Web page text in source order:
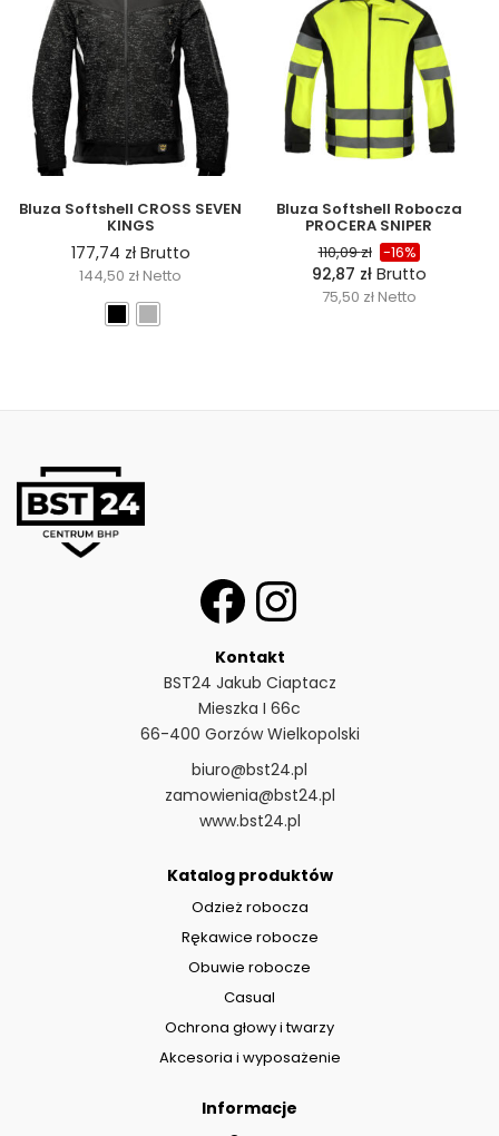
Bluza Softshell CROSS SEVEN
KINGS
177,74 złBrutto
144,50 zł Netto
Bluza Softshell Robocza
PROCERA SNIPER
110,09zł -16%
92,87 złBrutto
75,50 złNetto
Kontakt
BST24 Jakub Ciaptacz
Mieszka I 66c
66-400 Gorzów Wielkopolski
biuro@bst24.pl
zamowienia@bst24.pl
www.bst24.pl
Katalog produktów
Odzież robocza
Rękawice robocze
Obuwie robocze
Casual
Ochrona głowy i twarzy
Akcesoria i wyposażenie
Informacje